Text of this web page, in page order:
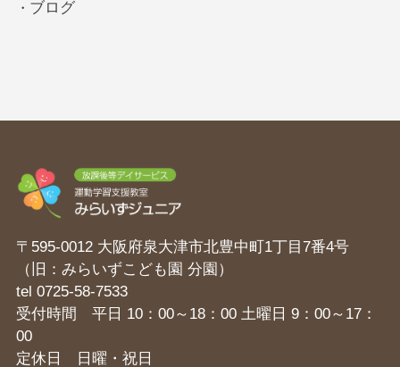
・ ブログ
〒595-0012 大阪府泉大津市北豊中町1丁目7番4号
（旧：みらいずこども園 分園）
tel 0725-58-7533
受付時間 平日 10：00～18：00 土曜日 9：00～17：
00
定休日 日曜・祝日